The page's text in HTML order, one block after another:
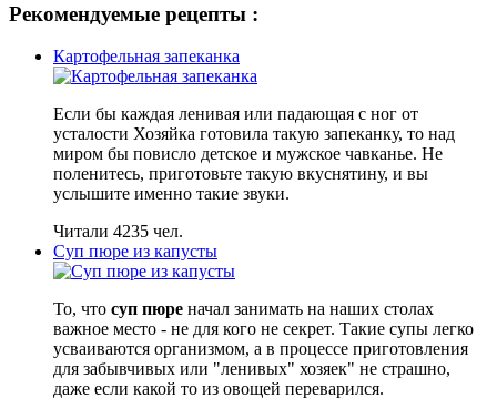
Рекомендуемые рецепты :
Картофельная запеканка
Если бы каждая ленивая или падающая с ног от
усталости Хозяйка готовила такую запеканку, то над
миром бы повисло детское и мужское чавканье. Не
поленитесь, приготовьте такую вкуснятину, и вы
услышите именно такие звуки.
Читали 4235 чел.
Суп пюре из капусты
То, что суп пюре начал занимать на наших столах
важное место - не для кого не секрет. Такие супы легко
усваиваются организмом, а в процессе приготовления
для забывчивых или "ленивых" хозяек" не страшно,
даже если какой то из овощей переварился.